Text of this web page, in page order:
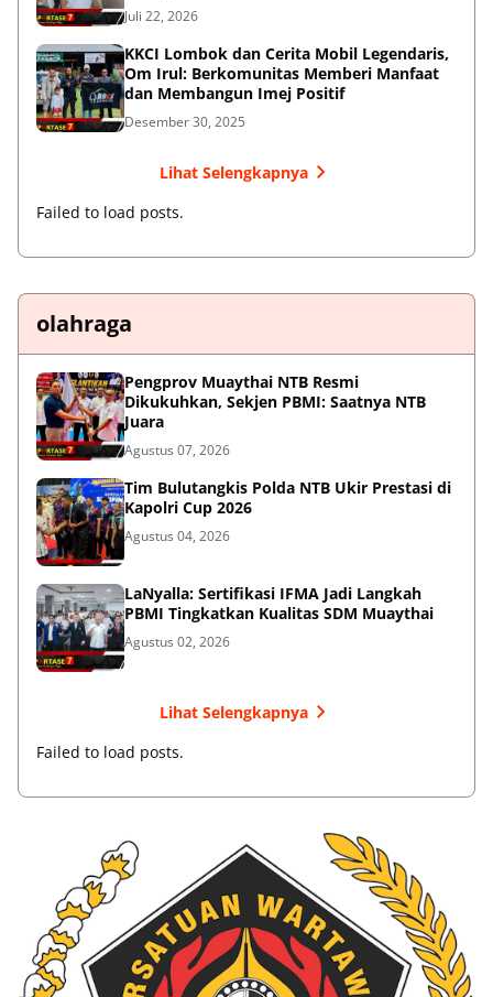
Juli 22, 2026
KKCI Lombok dan Cerita Mobil Legendaris,
Om Irul: Berkomunitas Memberi Manfaat
dan Membangun Imej Positif
Desember 30, 2025
Lihat Selengkapnya
Failed to load posts.
olahraga
Pengprov Muaythai NTB Resmi
Dikukuhkan, Sekjen PBMI: Saatnya NTB
Juara
Agustus 07, 2026
Tim Bulutangkis Polda NTB Ukir Prestasi di
Kapolri Cup 2026
Agustus 04, 2026
LaNyalla: Sertifikasi IFMA Jadi Langkah
PBMI Tingkatkan Kualitas SDM Muaythai
Agustus 02, 2026
Lihat Selengkapnya
Failed to load posts.